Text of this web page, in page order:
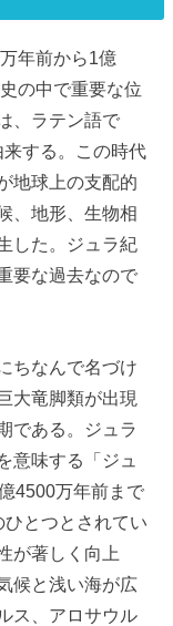
年前から1億
の中で重要な位
、ラテン語で
来する。この時代
地球上の支配的
、地形、生物相
した。ジュラ紀
要な過去なので
ちなんで名づけ
大竜脚類が出現
である。ジュラ
意味する「ジュ
4500万年前まで
とつとされてい
が著しく向上
候と浅い海が広
ス、アロサウル